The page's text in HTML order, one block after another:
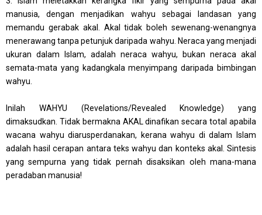
manusia, dengan menjadikan wahyu sebagai landasan yang
memandu gerabak akal. Akal tidak boleh sewenang-wenangnya
menerawang tanpa petunjuk daripada wahyu. Neraca yang menjadi
ukuran dalam Islam, adalah neraca wahyu, bukan neraca akal
semata-mata yang kadangkala menyimpang daripada bimbingan
wahyu.
Inilah WAHYU (Revelations/Revealed Knowledge) yang
dimaksudkan. Tidak bermakna AKAL dinafikan secara total apabila
wacana wahyu diarusperdanakan, kerana wahyu di dalam Islam
adalah hasil cerapan antara teks wahyu dan konteks akal. Sintesis
yang sempurna yang tidak pernah disaksikan oleh mana-mana
peradaban manusia!